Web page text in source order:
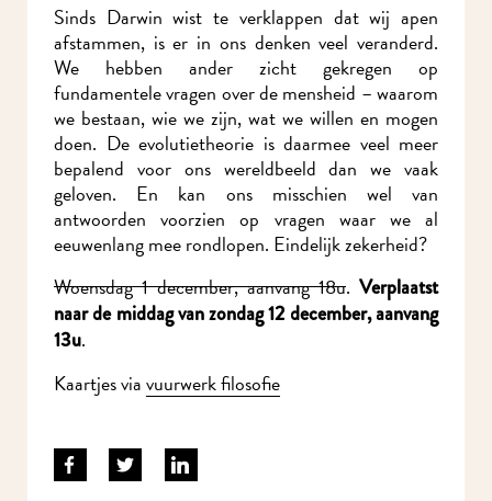
Sinds Darwin wist te verklappen dat wij apen
afstammen, is er in ons denken veel veranderd.
We hebben ander zicht gekregen op
fundamentele vragen over de mensheid – waarom
we bestaan, wie we zijn, wat we willen en mogen
doen. De evolutietheorie is daarmee veel meer
bepalend voor ons wereldbeeld dan we vaak
geloven. En kan ons misschien wel van
antwoorden voorzien op vragen waar we al
eeuwenlang mee rondlopen. Eindelijk zekerheid?
Woensdag 1 december, aanvang 18u. Verplaatst
naar de middag van zondag 12 december, aanvang
13u.
Kaartjes viavuurwerk filosofie